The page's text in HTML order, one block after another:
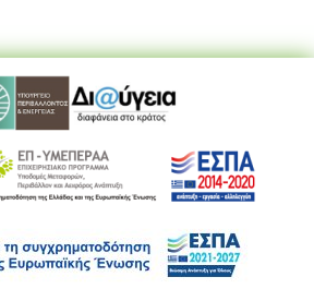
μας